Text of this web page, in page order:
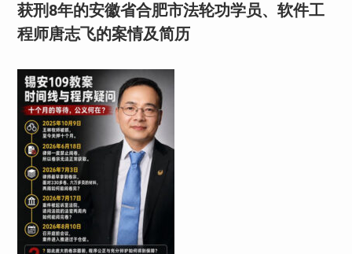
获刑8年的安徽省合肥市法轮功学员、软件工
程师唐志飞的案情及简历